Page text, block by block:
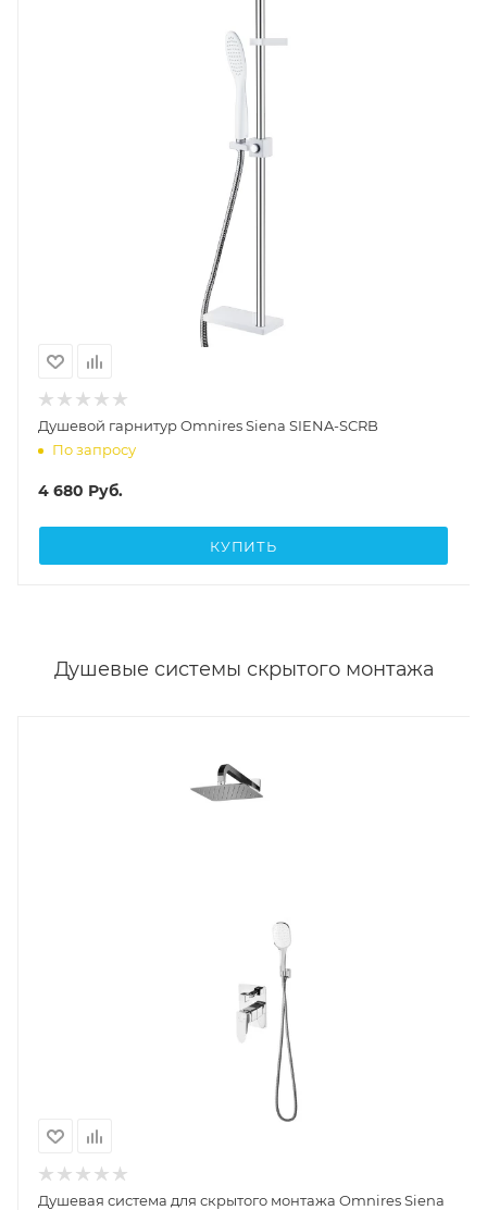
Душевой гарнитур Omnires Siena SIENA-SCRB
По запросу
4 680 Руб.
КУПИТЬ
Душевые системы скрытого монтажа
Душевая система для скрытого монтажа Omnires Siena